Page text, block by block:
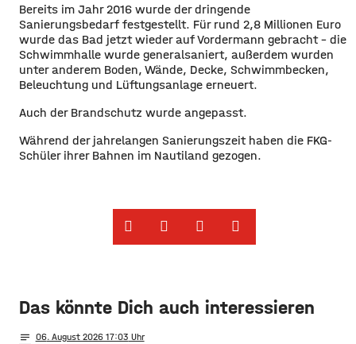
Bereits im Jahr 2016 wurde der dringende
Sanierungsbedarf festgestellt. Für rund 2,8 Millionen Euro
wurde das Bad jetzt wieder auf Vordermann gebracht – die
Schwimmhalle wurde generalsaniert, außerdem wurden
unter anderem Boden, Wände, Decke, Schwimmbecken,
Beleuchtung und Lüftungsanlage erneuert.
Auch der Brandschutz wurde angepasst.
Während der jahrelangen Sanierungszeit haben die FKG-
Schüler ihrer Bahnen im Nautiland gezogen.
Das könnte Dich auch interessieren
notes 06. August 2026 17:03